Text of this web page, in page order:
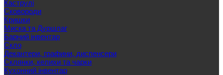
Каструлі
Сковороди
Кришки
Миска та Дуршлаг
Барний інвентар
Скло
Декантери, графини, диспенсери
Склянки, келихи та чарки
Кухонний інвентар